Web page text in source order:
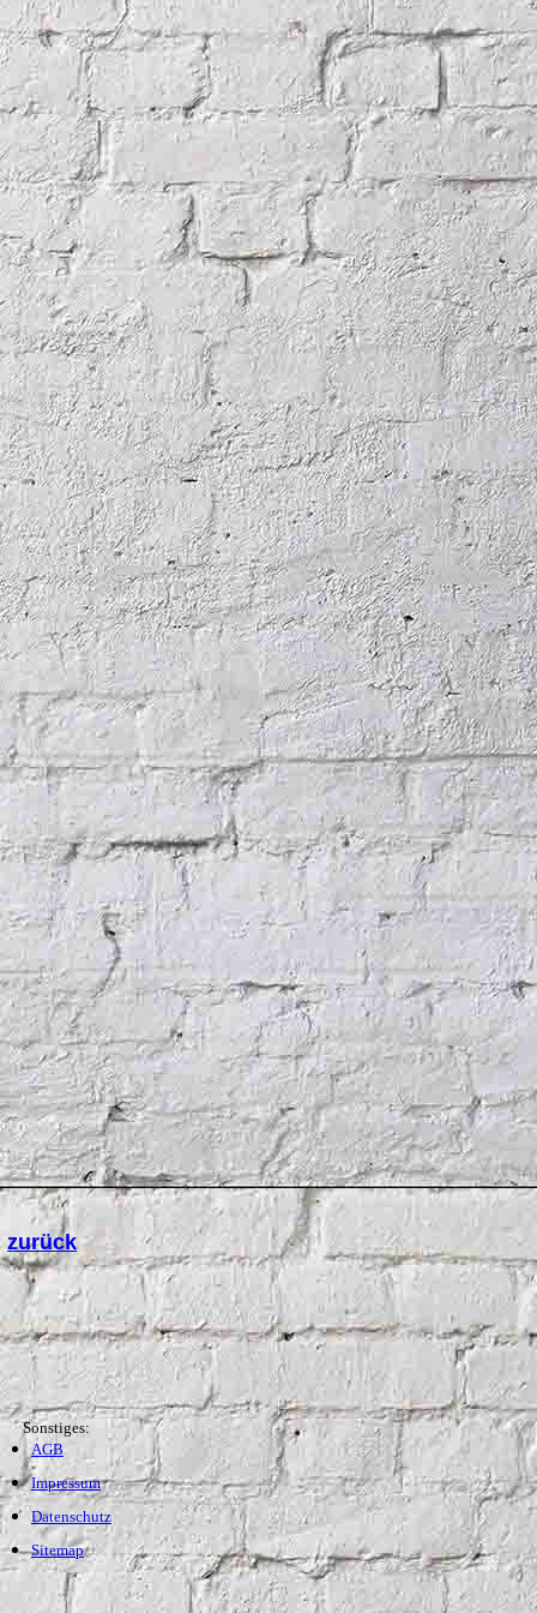
zurück
Sonstiges:
AGB
Impressum
Datenschutz
Sitemap